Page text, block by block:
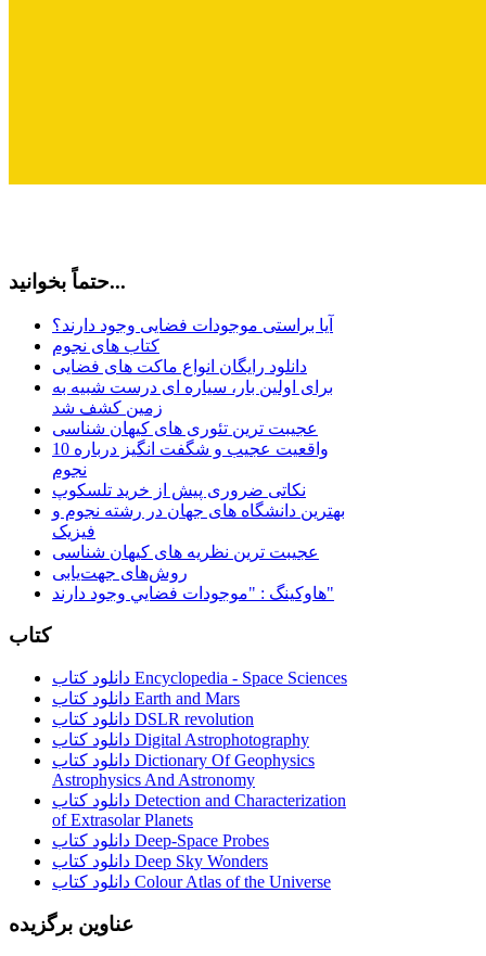
حتماً بخوانید...
آیا براستی موجودات فضایی وجود دارند؟
کتاب های نجوم
دانلود رایگان انواع ماکت های فضایی
برای اولین بار، سیاره ای درست شبیه به
زمین کشف شد
عجیبت ترین تئوری های کیهان شناسی
10 واقعیت عجیب و شگفت انگیز درباره
نجوم
نکاتی ضروری پیش از خرید تلسکوپ
بهترین دانشگاه های جهان در رشته نجوم و
فیزیک
عجیبت ترین نظریه های کیهان شناسی
روش‌های جهت‌یابی
هاوكينگ : "موجودات فضايي وجود دارند"
کتاب
دانلود کتاب Encyclopedia - Space Sciences
دانلود کتاب Earth and Mars
دانلود کتاب DSLR revolution
دانلود کتاب Digital Astrophotography
دانلود کتاب Dictionary Of Geophysics
Astrophysics And Astronomy
دانلود کتاب Detection and Characterization
of Extrasolar Planets
دانلود کتاب Deep-Space Probes
دانلود کتاب Deep Sky Wonders
دانلود کتاب Colour Atlas of the Universe
عناوین برگزیده